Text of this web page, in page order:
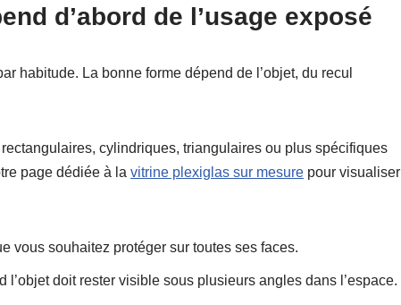
d’abord de l’usage exposé
habitude. La bonne forme dépend de l’objet, du recul
cylindriques, triangulaires ou plus spécifiques
page dédiée à la vitrine plexiglas sur mesure pour visualiser
vous souhaitez protéger sur toutes ses faces.
l’objet doit rester visible sous plusieurs angles dans l’espace.